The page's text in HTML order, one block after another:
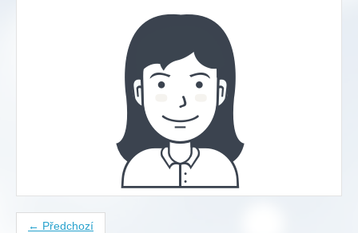
← Předchozí